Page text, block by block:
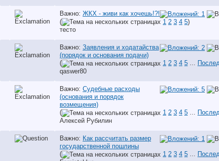
Важно: ЖКХ - живи как хочешь!?!
(
1 2 3 4 5)
тесто
Важно: Заявления и ходатайства
(порядок и основания подачи)
(
1 2 3 4 5 ...
qaswer80
Важно: Судебные расходы
(основания и порядок
возмещения)
(
1 2 3 4 5 ...
Алексей Рубилин
Важно: Как рассчитать размер
государственной пошлины
(
1 2 3 4 5 ...